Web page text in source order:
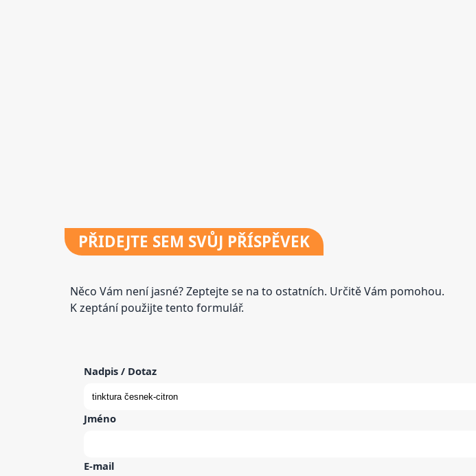
PŘIDEJTE SEM SVŮJ PŘÍSPĚVEK
Něco Vám není jasné? Zeptejte se na to ostatních. Určitě Vám pomohou.
K zeptání použijte tento formulář.
Nadpis / Dotaz
Jméno
E-mail